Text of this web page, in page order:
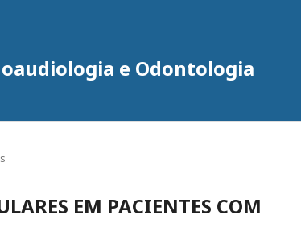
e Odontologia
EM PACIENTES COM